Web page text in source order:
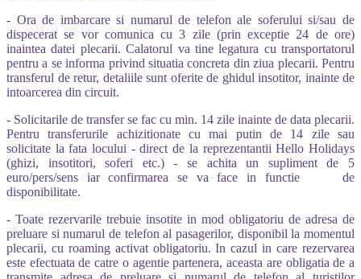
- Ora de imbarcare si numarul de telefon ale soferului si/sau de
dispecerat se vor comunica cu 3 zile (prin exceptie 24 de ore)
inaintea datei plecarii. Calatorul va tine legatura cu transportatorul
pentru a se informa privind situatia concreta din ziua plecarii. Pentru
transferul de retur, detaliile sunt oferite de ghidul insotitor, inainte de
intoarcerea din circuit.
- Solicitarile de transfer se fac cu min. 14 zile inainte de data plecarii.
Pentru transferurile achizitionate cu mai putin de 14 zile sau
solicitate la fata locului - direct de la reprezentantii Hello Holidays
(ghizi, insotitori, soferi etc.) - se achita un supliment de 5
euro/pers/sens iar confirmarea se va face in functie de
disponibilitate.
- Toate rezervarile trebuie insotite in mod obligatoriu de adresa de
preluare si numarul de telefon al pasagerilor, disponibil la momentul
plecarii, cu roaming activat obligatoriu. In cazul in care rezervarea
este efectuata de catre o agentie partenera, aceasta are obligatia de a